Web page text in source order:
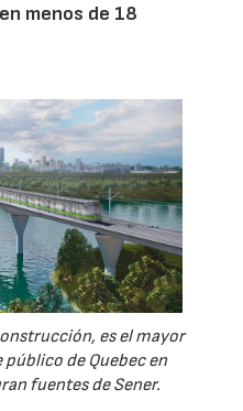
menos de 18
es el mayor
de Quebec en
fuentes de Sener.